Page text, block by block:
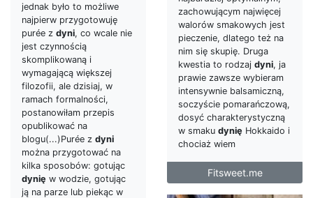
zachowującym najwięcej
walorów smakowych jest
pieczenie, dlatego też na
nim się skupię. Druga
kwestia to rodzaj dyni, ja
prawie zawsze wybieram
intensywnie balsamiczną,
soczyście pomarańczową,
dosyć charakterystyczną
w smaku dynię Hokkaido i
chociaż wiem
Fitsweet.me
jednak było to możliwe
najpierw przygotowuję
purée z dyni, co wcale nie
jest czynnością
skomplikowaną i
wymagającą większej
filozofii, ale dzisiaj, w
ramach formalności,
postanowiłam przepis
opublikować na
blogu(...)Purée z dyni
można przygotować na
kilka sposobów: gotując
dynię w wodzie, gotując
ją na parze lub piekąc w